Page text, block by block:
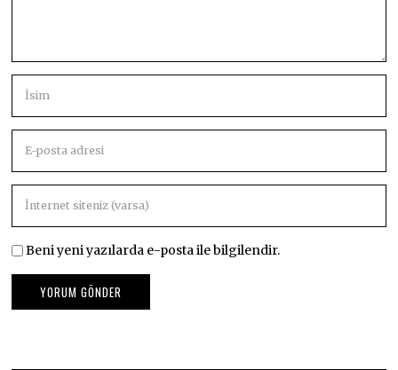
Beni yeni yazılarda e-posta ile bilgilendir.